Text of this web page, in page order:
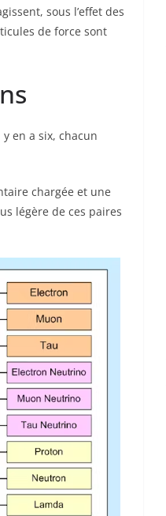
sous l’effet des
de force sont
en a six, chacun
chargée et une
légère de ces paires